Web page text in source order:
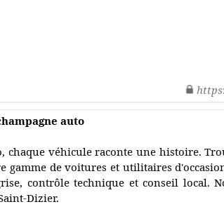
https
auto
chaque véhicule raconte une histoire.
gamme de voitures et utilitaires
contrôle technique et conseil local.
Dizier.